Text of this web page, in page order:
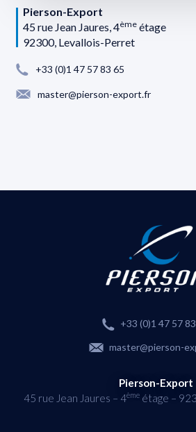
Pierson-Export
45 rue Jean Jaures, 4èmeétage
92300, Levallois-Perret
+33 (0)1 47 57 83 65
master@pierson-export.fr
+33 (0)1 47 57
master@pierson-
Pierson-Export
45 rue Jean Jaures – 4ème étage –